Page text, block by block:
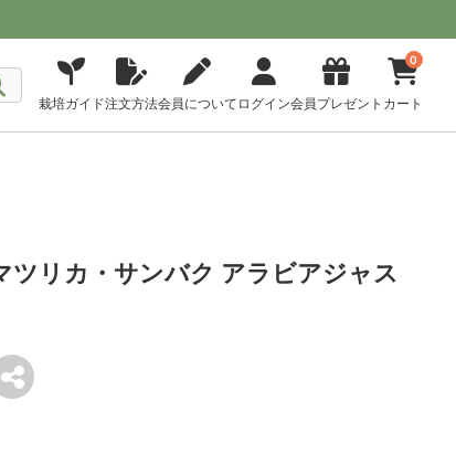
栽培ガイド注文方法会員について ログイン会員プレゼント
0
カート
ツリカ・サンバク アラビアジャス